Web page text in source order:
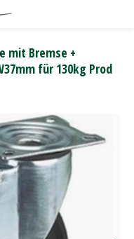
mit Bremse +
für 130kg Prod